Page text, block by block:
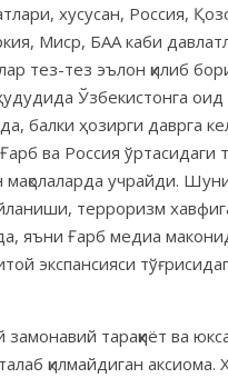
хусусан, Россия,
Миср, БАА каби
тез-тез эълон қилиб
Ўзбекистонга оид
балки ҳозирги даврга
ва Россия ўртасидаги
мақолаларда учрайди.
терроризм
яъни Ғарб медиа
экспансияси
замонавий тараққиёт ва
қилмайдиган